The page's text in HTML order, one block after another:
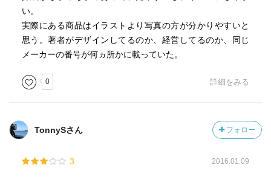
い。
実際にある商品はイラストより写真の方が分かりやすいと
思う。著者がデザインしてるのか、経営してるのか、同じ
メーカーの番号が何ヵ所かに載っていた。
0 詳細をみる
TonnySさん フォロー
3 2016.01.09